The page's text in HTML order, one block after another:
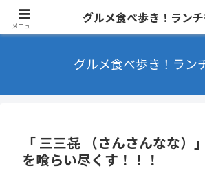
東京を中心にラーメンやカフェなどを食べ歩きす
メ多め
グルメ食べ歩き！ラン
「 三三㐂 （さんさんなな）
を喰らい尽くす！！！
メニュー
グルメ食べ歩き！ラン